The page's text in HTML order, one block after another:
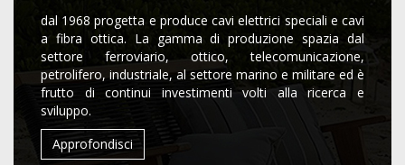
dal 1968 progetta e produce cavi elettrici speciali e cavi
a fibra ottica. La gamma di produzione spazia dal
settore ferroviario, ottico, telecomunicazione,
petrolifero, industriale, al settore marino e militare ed è
frutto di continui investimenti volti alla ricerca e
sviluppo.
Approfondisci